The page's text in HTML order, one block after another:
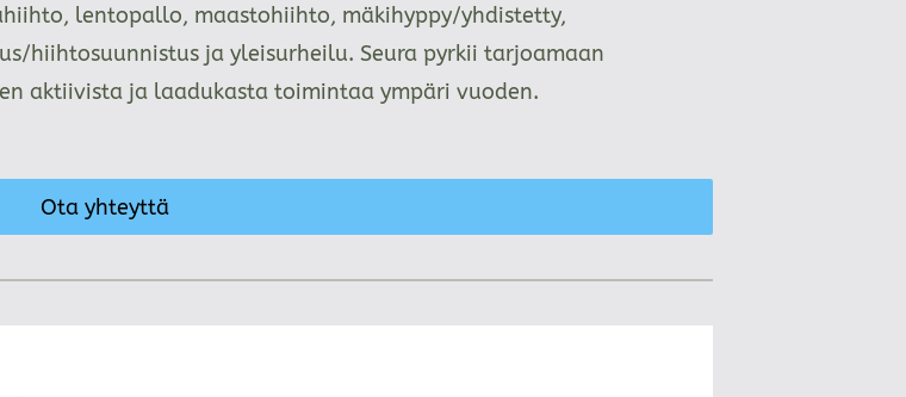
lentopallo, maastohiihto, mäkihyppy/yhdistetty,
hiihtosuunnistus ja yleisurheilu. Seura pyrkii tarjoamaan
aktiivista ja laadukasta toimintaa ympäri vuoden.
Ota yhteyttä